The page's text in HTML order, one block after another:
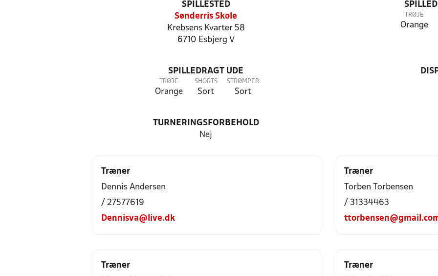
SPILLESTED
Sønderris Skole
Krebsens Kvarter 58
6710 Esbjerg V
TRØJE
Orange
SPILLEDRAGT UDE
TRØJE
Orange
SHORTS
Sort
STRØMPER
Sort
TURNERINGSFORBEHOLD
Nej
Træner
Dennis Andersen
/ 27577619
Dennisva@live.dk
Træner
Torben Torbensen
/ 31334463
Træner
Træner